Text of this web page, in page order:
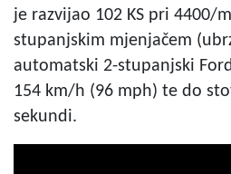
je razvijao 102 KS pri 4400/
stupanjskim mjenjačem
automatski 2-stupanjski
154 km/h (96 mph) te do
sekundi.